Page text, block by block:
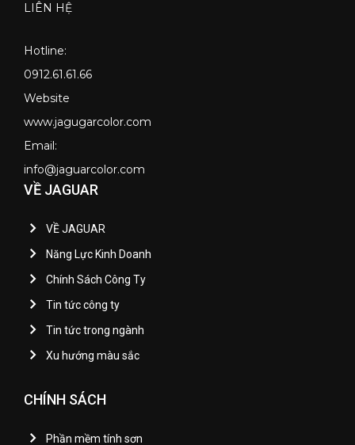
LIÊN HỆ
Hotline:
0912.61.61.66
Website
www.jagugarcolor.com
Email:
info@jaguarcolor.com
VỀ JAGUAR
VỀ JAGUAR
Năng Lực Kinh Doanh
Chính Sách Công Ty
Tin tức công ty
Tin tức trong ngành
Xu hướng màu sắc
CHÍNH SÁCH
Phần mềm tính sơn